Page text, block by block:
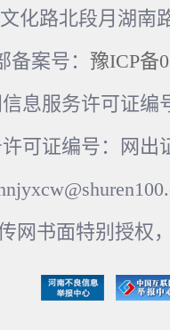
化路北段月湖南
备案号： 豫ICP备
息服务许可证编
可证编号：网出
网书面特别授权